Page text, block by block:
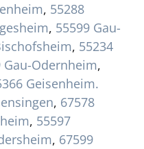
, 55288
, 55599 Gau-
, 55234
Gau-Odernheim,
Geisenheim.
, 67578
, 55597
, 67599